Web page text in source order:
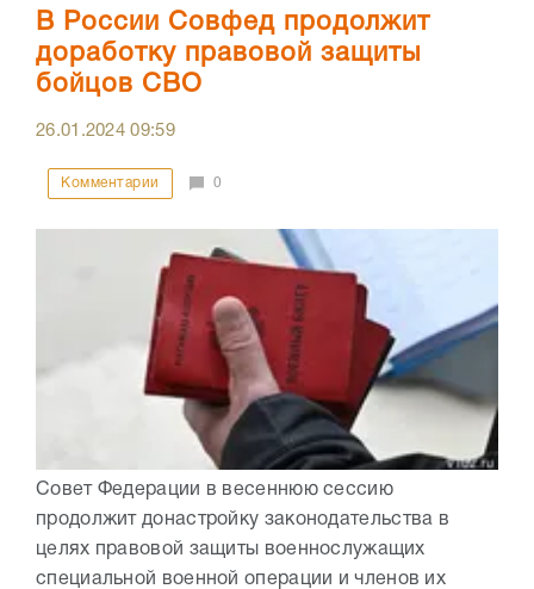
В России Совфед продолжит
доработку правовой защиты
бойцов СВО
26.01.202409:59
Комментарии 0
Совет Федерации в весеннюю сессию
продолжит донастройку законодательства в
целях правовой защиты военнослужащих
специальной военной операции и членов их